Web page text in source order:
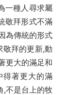
一種人尋求屬
敬拜形式不滿
為傳統的形式
敬拜的更新,動
更大的滿足和
得著更大的滿
,不是台上的牧